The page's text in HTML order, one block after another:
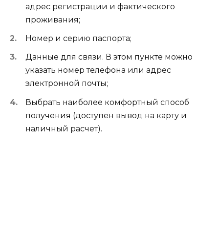
адрес регистрации и фактического
проживания;
Номер и серию паспорта;
Данные для связи. В этом пункте можно
указать номер телефона или адрес
электронной почты;
Выбрать наиболее комфортный способ
получения (доступен вывод на карту и
наличный расчет).